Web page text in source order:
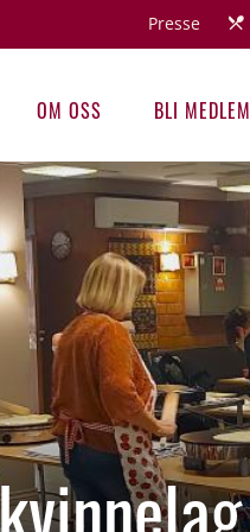
Presse
OM OSS BLI MEDLEM